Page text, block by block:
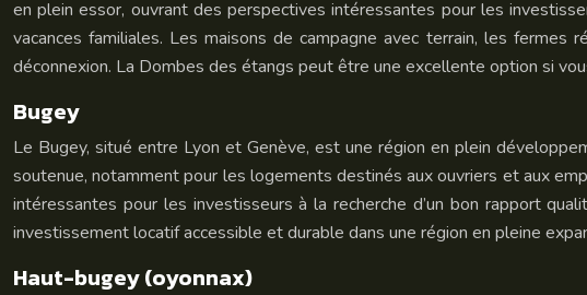
en plein essor, ouvrant des perspectives intéressantes pour les
vacances familiales. Les maisons de campagne avec terrain, les
déconnexion. La Dombes des étangs peut être une excellente option si
Bugey
Le Bugey, situé entre Lyon et Genève, est une région en plein
soutenue, notamment pour les logements destinés aux ouvriers et aux
intéressantes pour les investisseurs à la recherche d’un bon rapport
investissement locatif accessible et durable dans une région en pleine
Haut-bugey (oyonnax)